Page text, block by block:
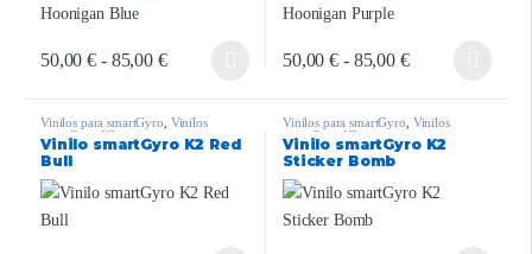
50,00€ - 85,00 € 50,00€ - 85,00 €
Vinilos para smartGyro, Vinilos
smartGyro K2
Vinilo smartGyro K2 Red
Bull
Vinilos para smartGyro, Vinilos
smartGyro K2
Vinilo smartGyro K2
Sticker Bomb